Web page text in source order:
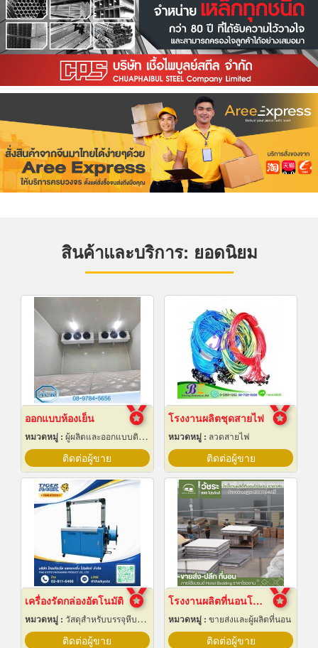
สินค้าและบริการ: ยอดนิยม
ออกแบบห้องเย็น
หมวดหมู่ : ผู้ผลิตและออกแบบติดตั้งห้องเย็น
ติดต่อผู้ขาย
โรงงานผลิตชุดสายไฟ
หมวดหมู่ : ลวดสายไฟ
ติดต่อผู้ขาย
เครื่องรัดกล่องอัตโนมัติ
หมวดหมู่ : วัสดุสำหรับบรรจุหีบห่อเครื่องจักรกล
ติดต่อผู้ขาย
โรงงานผลิตที่นอนโรงแรม
หมวดหมู่ : ขายส่งและผู้ผลิตที่นอน
ติดต่อผู้ขาย